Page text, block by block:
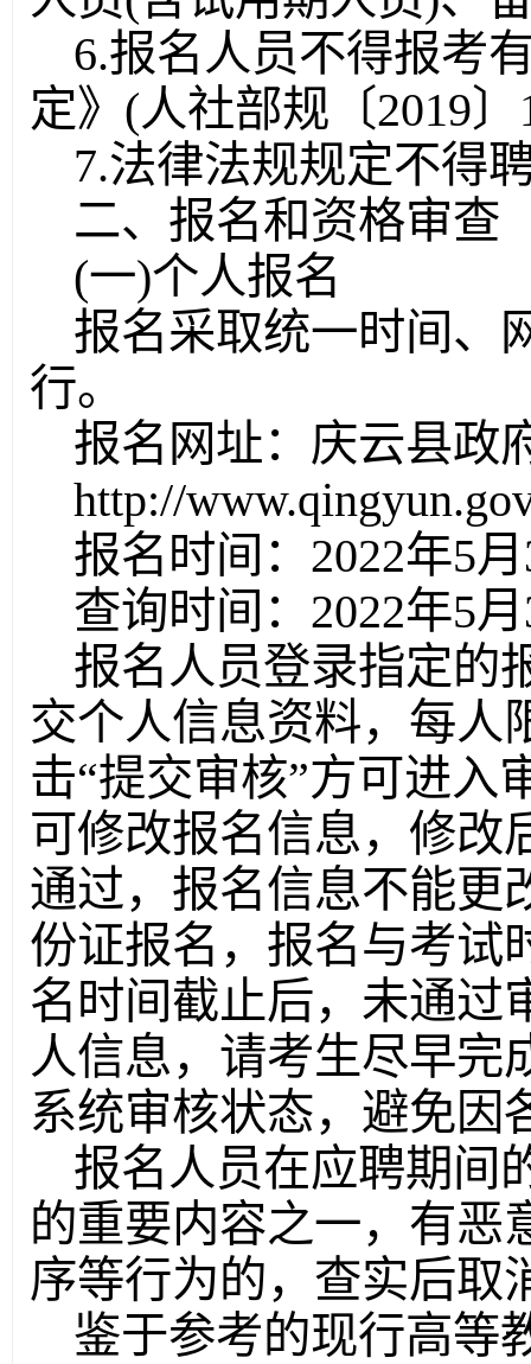
6.报名人员不得报考
定》(人社部规〔2019
7.法律法规规定不得
二、报名和资格审查
(一)个人报名
报名采取统一时间、
行。
报名网址：庆云县政
http://
报名时间：2022年5
查询时间：2022年5
报名人员登录指定的
交个人信息资料，每人
击“提交审核”方可进入
可修改报名信息，修改
通过，报名信息不能更
份证报名，报名与考试
名时间截止后，未通过
人信息，请考生尽早完
系统审核状态，避免因
报名人员在应聘期间
的重要内容之一，有恶
序等行为的，查实后取
鉴于参考的现行高等